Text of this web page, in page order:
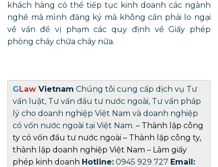
khách hàng có thể tiếp tục kinh doanh các ngành
nghề mà mình đăng ký mà không cần phải lo ngại
về vấn đề vị phạm các quy định về Giấy phép
phòng cháy chữa cháy nữa.
GLaw Vietnam Chúng tôi cung cấp dịch vụ Tư
vấn luật, Tư vấn đầu tư nước ngoài, Tư vấn pháp
lý cho doanh nghiệp Việt Nam và doanh nghiệp
có vốn nước ngoài tại Việt Nam. – Thành lập công
ty có vốn đầu tư nước ngoài – Thành lập công ty,
thành lập doanh nghiệp Việt Nam – Làm giấy
phép kinh doanh Hotline: 0945 929 727 Email: